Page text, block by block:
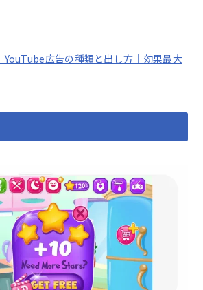
広告の種類と出し方｜効果最大